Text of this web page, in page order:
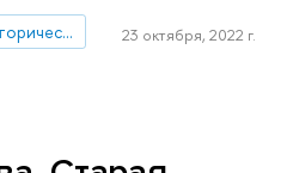
Институт региональных исторических исследований
23 октября, 2022 г.